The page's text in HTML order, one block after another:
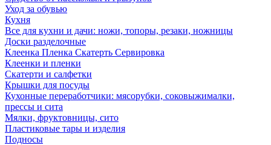
Уход за обувью
Кухня
Все для кухни и дачи: ножи, топоры, резаки, ножницы
Доски разделочные
Клеенка Пленка Скатерть Сервировка
Клеенки и пленки
Скатерти и салфетки
Крышки для посуды
Кухонные переработчики: мясорубки, соковыжималки,
прессы и сита
Мялки, фруктовницы, сито
Пластиковые тары и изделия
Подносы